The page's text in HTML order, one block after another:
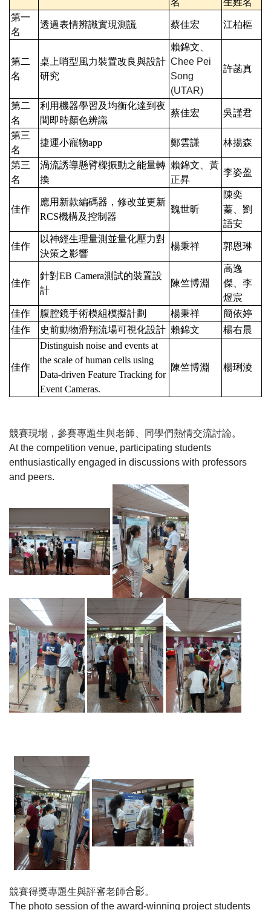
名
生姓名
第一
名
透過表情辨識實現測謊 蔡佳宏 江柏樞
第二
名
桌上哨型風力裝置改良與設計
研究
賴錦文
Chee Pei
Song
(UTAR)
許菡真
第二
名
利用機器學習及均衡化達到夜
間即時顏色辨識
蔡佳宏 吳謹君
第三
名
捷運小寵物app 鄭雲謙 林揚森
第三
名
渦流誘導懸臂樑振動之能量轉
換
賴錦文 、黃
正昇
李姿盈
佳作
應用新款編碼器，修改並更新
RCS機構及控制器
魏世昕
陳奕
蓁、劉
語安
佳作
以神經生理量測並量化壓力對
決策之影響
楊秉祥 郭恩琳
佳作
針對EB Camera測試的裝置設
計
陳竺博淵
高逸
傑、李
煜宸
佳作
腹腔鏡手術模組模擬計劃 楊秉祥
簡依婷
佳作
史前動物滑翔流場可視化設計 賴錦文 楊右晨
佳作
Distinguish noise and events at
the scale of human cells using
Data-driven Feature Tracking for
Event Cameras.
陳竺博淵 楊琍淩
競賽現場，參賽專題生與老師
同學們熱情交流討論。
At the competition venue, participating students
enthusiastically engaged in discussions with professors
and peers.
競賽得獎專題生與評審老師合影。
The photo session of the award-winning project students